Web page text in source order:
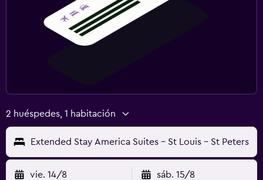
2 huéspedes, 1 habitación
Extended Stay America Suites - St Louis - St Peters
vie. 14/8 sáb. 15/8